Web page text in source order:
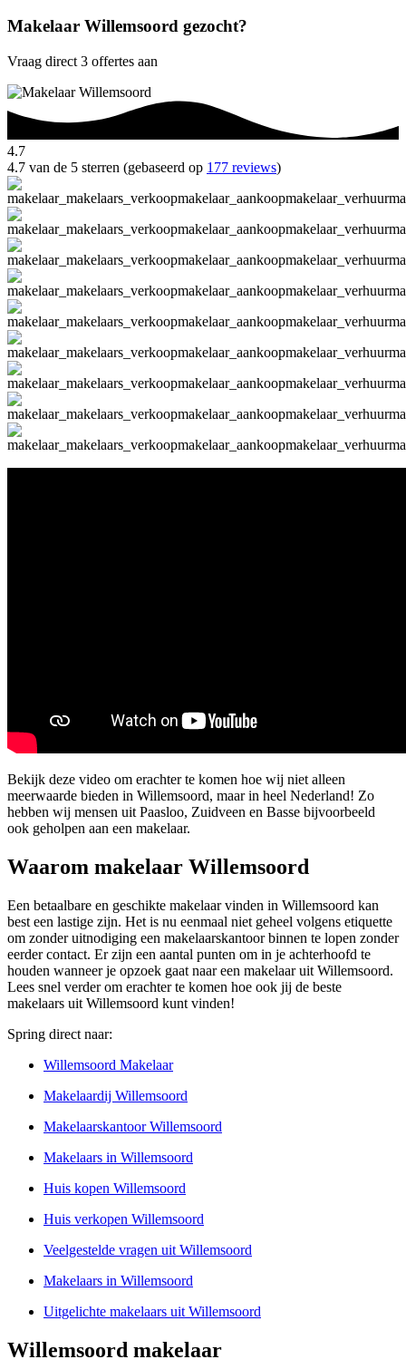
Makelaar Willemsoord gezocht?
Vraag direct 3 offertes aan
4.7
4.7 van de 5 sterren (gebaseerd op 177 reviews)
Bekijk deze video om erachter te komen hoe wij niet alleen
meerwaarde bieden in Willemsoord, maar in heel Nederland! Zo
hebben wij mensen uit Paasloo, Zuidveen en Basse bijvoorbeeld
ook geholpen aan een makelaar.
Waarom makelaar Willemsoord
Een betaalbare en geschikte makelaar vinden in Willemsoord kan
best een lastige zijn. Het is nu eenmaal niet geheel volgens etiquette
om zonder uitnodiging een makelaarskantoor binnen te lopen zonder
eerder contact. Er zijn een aantal punten om in je achterhoofd te
houden wanneer je opzoek gaat naar een makelaar uit Willemsoord.
Lees snel verder om erachter te komen hoe ook jij de beste
makelaars uit Willemsoord kunt vinden!
Spring direct naar:
Willemsoord Makelaar
Makelaardij Willemsoord
Makelaarskantoor Willemsoord
Makelaars in Willemsoord
Huis kopen Willemsoord
Huis verkopen Willemsoord
Veelgestelde vragen uit Willemsoord
Makelaars in Willemsoord
Uitgelichte makelaars uit Willemsoord
Willemsoord makelaar